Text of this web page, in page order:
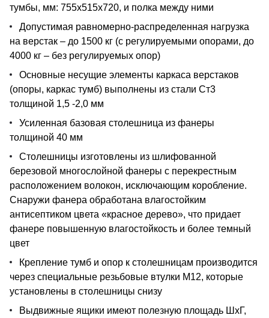
тумбы, мм: 755х515х720, и полка между ними
Допустимая равномерно-распределенная нагрузка
на верстак – до 1500 кг (с регулируемыми опорами, до
4000 кг – без регулируемых опор)
Основные несущие элементы каркаса верстаков
(опоры, каркас тумб) выполнены из стали Ст3
толщиной 1,5 -2,0 мм
Усиленная базовая столешница из фанеры
толщиной 40 мм
Столешницы изготовлены из шлифованной
березовой многослойной фанеры с перекрестным
расположением волокон, исключающим коробление.
Снаружи фанера обработана влагостойким
антисептиком цвета «красное дерево», что придает
фанере повышенную влагостойкость и более темный
цвет
Крепление тумб и опор к столешницам производится
через специальные резьбовые втулки М12, которые
установлены в столешницы снизу
Выдвижные ящики имеют полезную площадь ШхГ,